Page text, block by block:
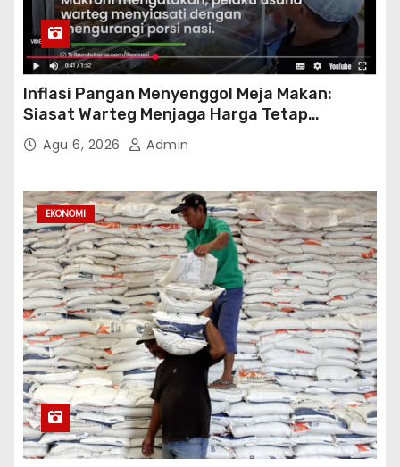
Inflasi Pangan Menyenggol Meja Makan:
Siasat Warteg Menjaga Harga Tetap
Terjangkau
Agu 6, 2026 Admin
EKONOMI